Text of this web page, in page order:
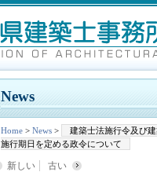
News
Home > News >
建築士法施行令及び
施行期日を定める政令について
新しい 古い